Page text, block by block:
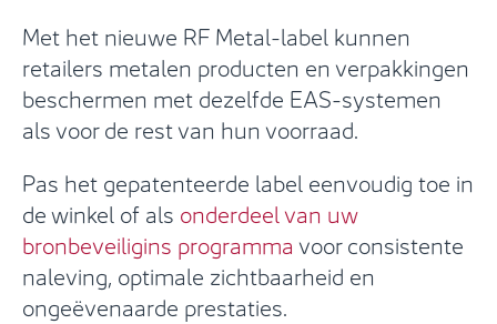
Met het nieuwe RF Metal-label kunnen
retailers metalen producten en verpakkingen
beschermen met dezelfde EAS-systemen
als voor de rest van hun voorraad.
Pas het gepatenteerde label eenvoudig toe in
de winkel of als onderdeel van uw
bronbeveiligins programmavoor consistente
naleving, optimale zichtbaarheid en
ongeëvenaarde prestaties.